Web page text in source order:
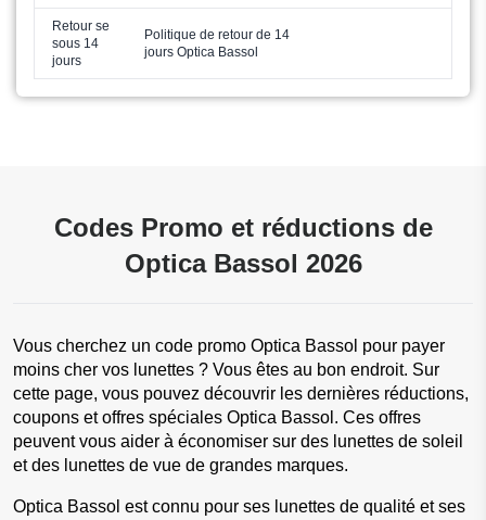
Retour se
sous 14
jours
Politique de retour de 14
jours Optica Bassol
Codes Promo et réductions de
Optica Bassol 2026
Vous cherchez un code promo Optica Bassol pour payer
moins cher vos lunettes ? Vous êtes au bon endroit. Sur
cette page, vous pouvez découvrir les dernières réductions,
coupons et offres spéciales Optica Bassol. Ces offres
peuvent vous aider à économiser sur des lunettes de soleil
et des lunettes de vue de grandes marques.
Optica Bassol est connu pour ses lunettes de qualité et ses